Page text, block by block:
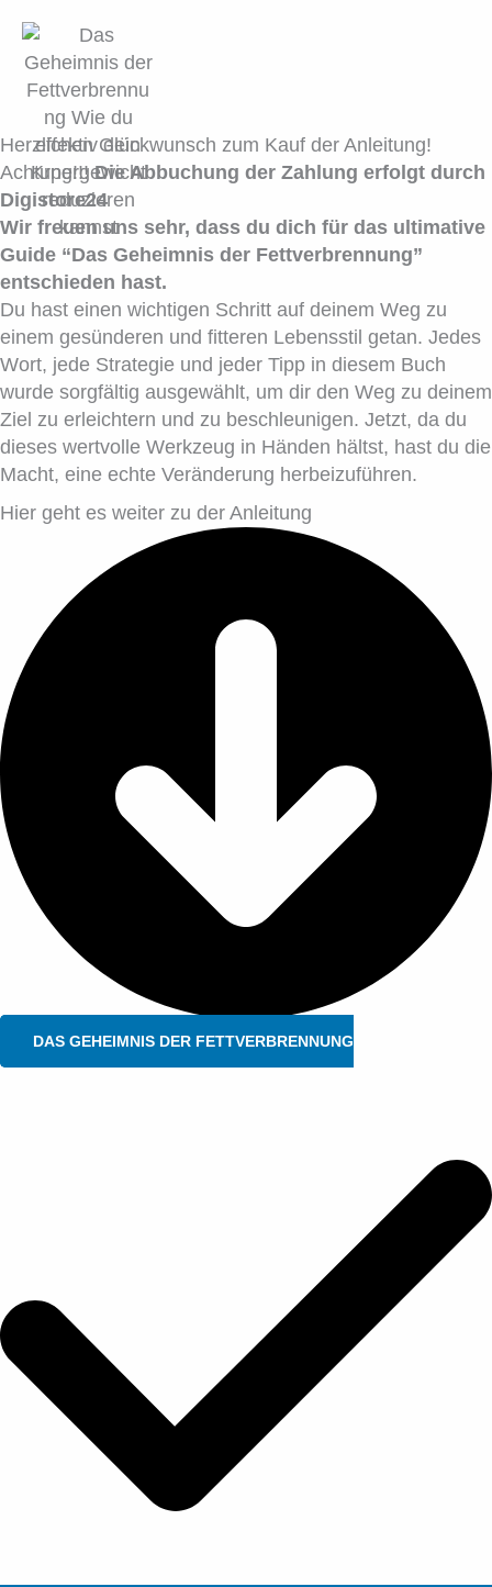
Inhalt
springen
Herzlichen Glückwunsch zum Kauf der Anleitung!
Achtung!!!Die Abbuchung der Zahlung erfolgt durch
Digistore24
Wir freuen uns sehr, dass du dich für das ultimative
Guide “Das Geheimnis der Fettverbrennung”
entschieden hast.
Du hast einen wichtigen Schritt auf deinem Weg zu
einem gesünderen und fitteren Lebensstil getan. Jedes
Wort, jede Strategie und jeder Tipp in diesem Buch
wurde sorgfältig ausgewählt, um dir den Weg zu deinem
Ziel zu erleichtern und zu beschleunigen. Jetzt, da du
dieses wertvolle Werkzeug in Händen hältst, hast du die
Macht, eine echte Veränderung herbeizuführen.
Hier geht es weiter zu der Anleitung
DAS GEHEIMNIS DER FETTVERBRENNUNG